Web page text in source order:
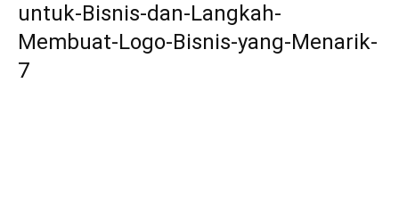
untuk-Bisnis-dan-Langkah-
Membuat-Logo-Bisnis-yang-Menarik-
7